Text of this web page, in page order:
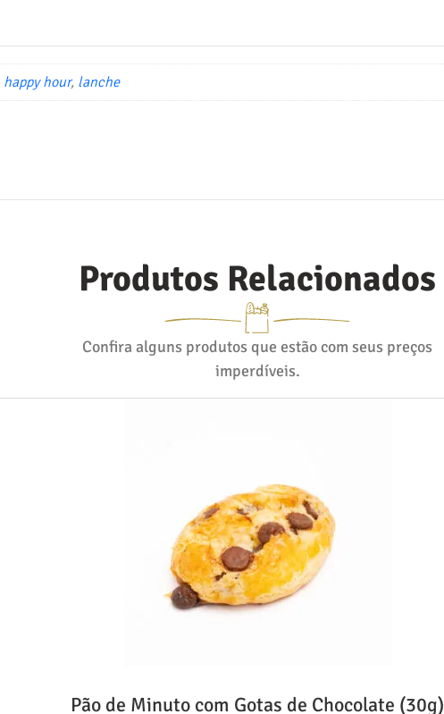
happy hour, lanche
Produtos Relacionados
Confira alguns produtos que estão com seus preços
imperdíveis.
Pão de Minuto com Gotas de Chocolate (30g)